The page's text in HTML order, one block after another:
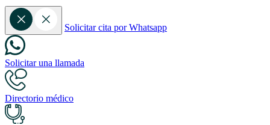
Solicitar cita por Whatsapp
Solicitar una llamada
Directorio médico